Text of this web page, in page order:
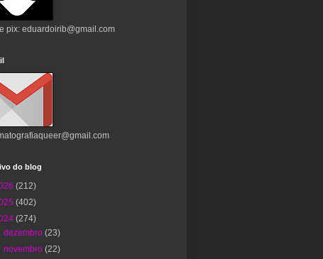
pix: eduardoirib@gmail.com
do blog
(212)
(402)
(274)
dezembro(23)
novembro(22)